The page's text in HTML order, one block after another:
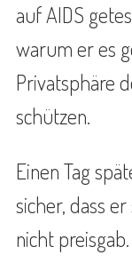
auf AIDS
warum er es
Privatsphäre
schützen.
Einen Tag
sicher, dass
nicht preisgab.